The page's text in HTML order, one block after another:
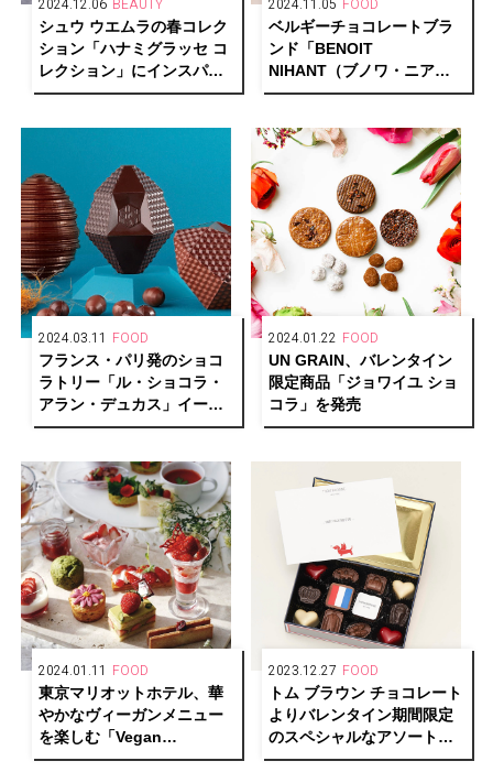
2024.12.06 BEAUTY
シュウ ウエムラの春コレク
ション「ハナミグラッセ コ
レクション」にインスパイ
アされたアフタヌーンティ
2024.11.05 FOOD
ベルギーチョコレートブラ
ンド「BENOIT
NIHANT（ブノワ・ニア
ン）」2024年クリスマス限
2024.03.11 FOOD
フランス・パリ発のショコ
ラトリー「ル・ショコラ・
アラン・デュカス」イース
ター・コレクション発売
2024.01.22 FOOD
UN GRAIN、バレンタイン
限定商品「ジョワイユ ショ
コラ」を発売
2024.01.11 FOOD
東京マリオットホテル、華
やかなヴィーガンメニュー
を楽しむ「Vegan
Afternoon Tea -Spring-」
2023.12.27 FOOD
トム ブラウン チョコレート
よりバレンタイン期間限定
のスペシャルなアソートメ
ントが登場